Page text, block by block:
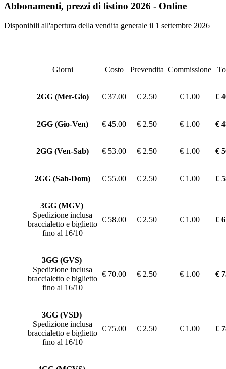
Abbonamenti, prezzi di listino 2026 - Online
Disponibili all'apertura della vendita generale il 1 settembre 2026
Giorni Costo Prevendita Commissione
2GG (Mer-Gio) € 37.00 € 2.50 € 1.00 €
2GG (Gio-Ven) € 45.00 € 2.50 € 1.00 €
2GG (Ven-Sab) € 53.00 € 2.50 € 1.00 €
2GG (Sab-Dom) € 55.00 € 2.50 € 1.00 €
3GG (MGV)
Spedizione inclusa
braccialetto e biglietto
fino al 16/10
€ 58.00 € 2.50 € 1.00 €
3GG (GVS)
Spedizione inclusa
braccialetto e biglietto
fino al 16/10
€ 70.00 € 2.50 € 1.00 €
3GG (VSD)
Spedizione inclusa
braccialetto e biglietto
fino al 16/10
€ 75.00 € 2.50 € 1.00 €